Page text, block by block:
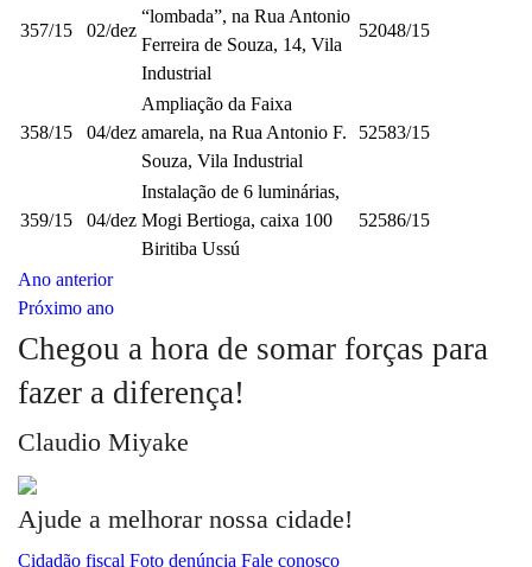
357/15 02/dez
“lombada”, na Rua Antonio
Ferreira de Souza, 14, Vila
Industrial
52048/15
358/15 04/dez
Ampliação da Faixa
amarela, na Rua Antonio F.
Souza, Vila Industrial
52583/15
359/15 04/dez
Instalação de 6 luminárias,
Mogi Bertioga, caixa 100
Biritiba Ussú
52586/15
Ano anterior
Próximo ano
Chegou a hora de somar forças para
fazer a diferença!
Claudio Miyake
Ajude a melhorar nossa cidade!
Cidadão fiscal Foto denúncia Fale conosco